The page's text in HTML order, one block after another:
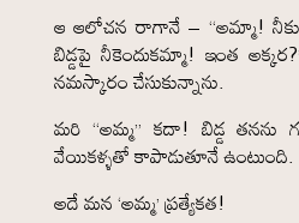
ఆ ఆలోచన రాగానే – “అమ్మా!
బిడ్డపై నీకెందుకమ్మా! ఇంత
నమస్కారం చేసుకున్నాను.
మరి “అమ్మ” కదా! బిడ్డ తనను
వేయికళ్ళతో కాపాడుతూనే ఉంటుంది.
అదే మన ‘అమ్మ’ ప్రత్యేకత!